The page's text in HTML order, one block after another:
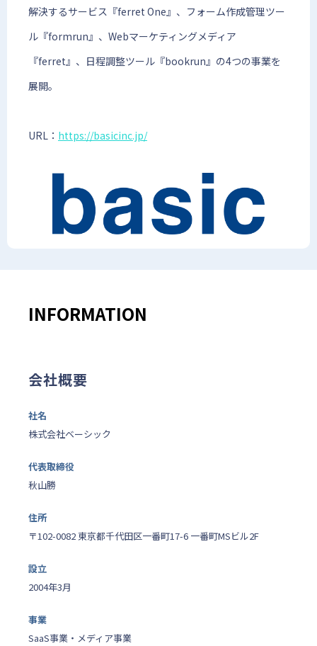
解決するサービス『ferret One』、フォーム作成管理ツー
ル『formrun』、Webマーケティングメディア
『ferret』、日程調整ツール『bookrun』の4つの事業を
展開。
URL： https://basicinc.jp/
INFORMATION
会社概要
社名
株式会社ベーシック
代表取締役
秋山勝
住所
〒102-0082 東京都千代田区一番町17-6 一番町MSビル2F
設立
2004年3月
事業
SaaS事業・メディア事業